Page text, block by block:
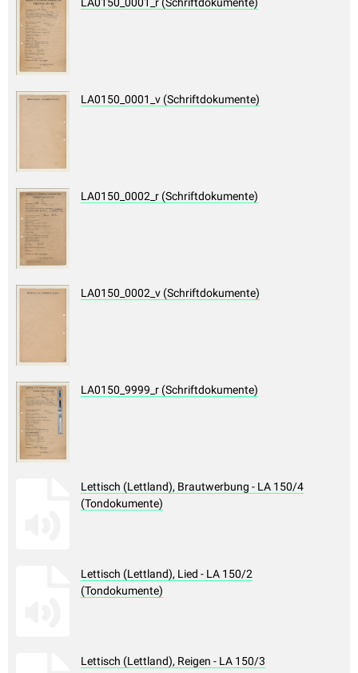
LA0150_0001_v (Schriftdokumente)
LA0150_0002_r (Schriftdokumente)
LA0150_0002_v (Schriftdokumente)
LA0150_9999_r (Schriftdokumente)
Lettisch (Lettland), Brautwerbung - LA 150/4
(Tondokumente)
Lettisch (Lettland), Lied - LA 150/2
(Tondokumente)
Lettisch (Lettland), Reigen - LA 150/3